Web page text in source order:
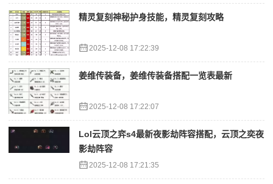
精灵复刻神秘护身技能，精灵复刻攻略
2025-12-08 17:22:39
姜维传装备，姜维传装备搭配一览表最新
2025-12-08 17:22:07
Lol云顶之弈s4最新夜影劫阵容搭配，云顶之奕夜
影劫阵容
2025-12-08 17:21:35